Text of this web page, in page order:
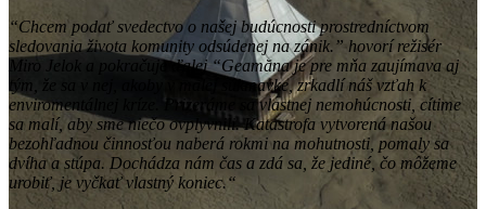
“Chcem podaťsvedectvo o nasej buducnosti prostrednictvom
sledovania zivota komunity odsudenej na zanik.”hovorírežisér
Miro Jelok a pokračuje ďalej “Geamana je pre mna zaujimava aj
ty m, ze sa v nej, akoby v malej su kmavke, zrkadlínášvztah k
enviromenta
ze. Prizera me sa vlastnej nemohucnosti, citime
sa mali, aby sme niečo ovplyvnili. Katastrofa vytvorená nasou
bezohľadnou cinnostou nabera rokmi na mohutnosti, pomaly sa
dvíha a stupa. Dochadza nam cas a zdá sa, že jediné, čo môžeme
urobiť, je vyckat vlastny koniec.“